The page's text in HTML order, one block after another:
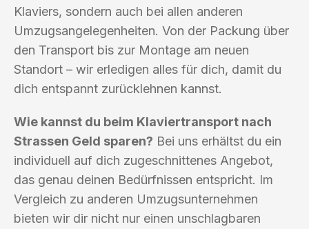
Klaviers, sondern auch bei allen anderen
Umzugsangelegenheiten. Von der Packung über
den Transport bis zur Montage am neuen
Standort – wir erledigen alles für dich, damit du
dich entspannt zurücklehnen kannst.
Wie kannst du beim Klaviertransport nach
Strassen Geld sparen? Bei uns erhältst du ein
individuell auf dich zugeschnittenes Angebot,
das genau deinen Bedürfnissen entspricht. Im
Vergleich zu anderen Umzugsunternehmen
bieten wir dir nicht nur einen unschlagbaren